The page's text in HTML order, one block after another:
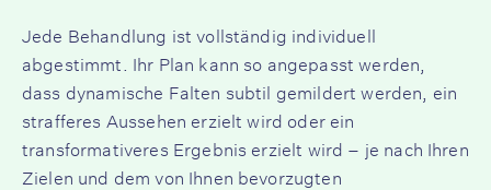
Jede Behandlung ist vollständig individuell
abgestimmt. Ihr Plan kann so angepasst werden,
dass dynamische Falten subtil gemildert werden, ein
strafferes Aussehen erzielt wird oder ein
transformativeres Ergebnis erzielt wird – je nach Ihren
Zielen und dem von Ihnen bevorzugten